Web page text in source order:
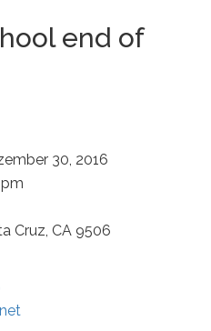
end of
30, 2016
Cruz, CA 9506